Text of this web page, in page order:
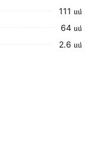
111 սմ
64 սմ
2․6 սմ